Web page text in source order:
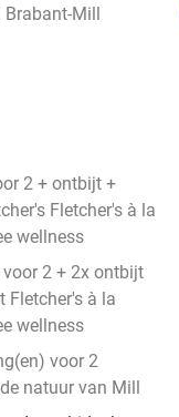
Brabant-Mill
2 + ontbijt +
Fletcher's à la
wellness
2 + 2x ontbijt
Fletcher's à la
wellness
voor 2
natuur van Mill